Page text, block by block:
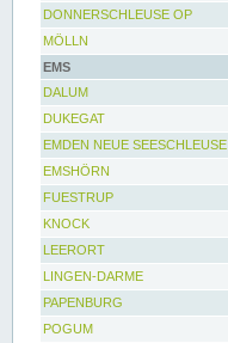
DONNERSCHLEUSE OP
MÖLLN
EMS
DALUM
DUKEGAT
EMDEN NEUE SEESCHLEUSE
EMSHÖRN
FUESTRUP
KNOCK
LEERORT
LINGEN-DARME
PAPENBURG
POGUM